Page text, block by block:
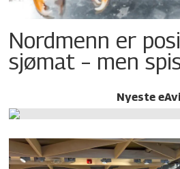
Nordmenn er
sjømat – men
Nyeste